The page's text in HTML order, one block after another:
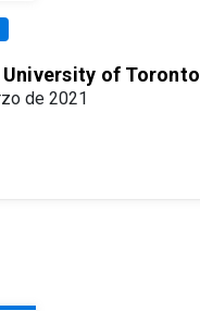
University of Toronto
de 2021